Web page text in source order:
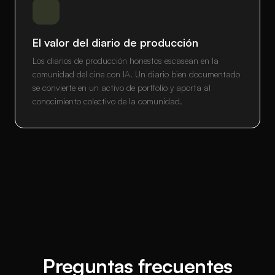
El valor del diario de producción
Los diarios de producción honestos escasean en la
comunidad del cine con IA. Un diario bien documentado
se convierte en un activo de portfolio y aporta al
conocimiento colectivo de la comunidad.
Preguntas frecuentes